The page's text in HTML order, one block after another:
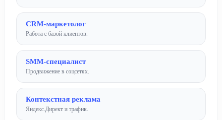
CRM-маркетолог
Работа с базой клиентов.
SMM-специалист
Продвижение в соцсетях.
Контекстная реклама
Яндекс.Директ и трафик.